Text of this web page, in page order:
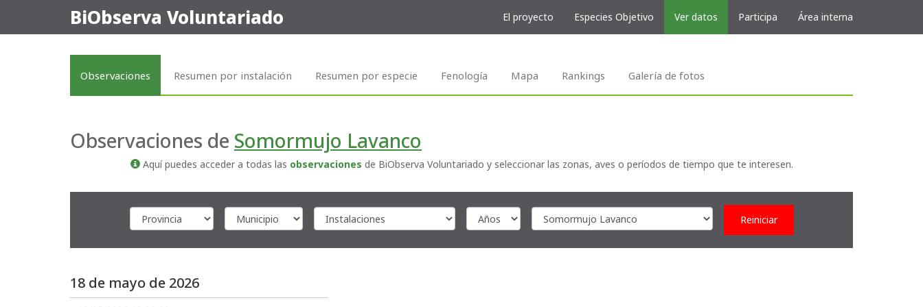
BiObserva Voluntariado El proyecto Especies Objetivo Ver datos Participa Área interna
Observaciones Resumen por instalación Resumen por especie Fenología Mapa Rankings Galería de fotos
Observaciones de Somormujo Lavanco
Aquí puedes acceder a todas las observaciones de BiObserva Voluntariado y seleccionar las zonas, aves o períodos de tiempo que te interesen.
Reiniciar
18 de mayo de 2026